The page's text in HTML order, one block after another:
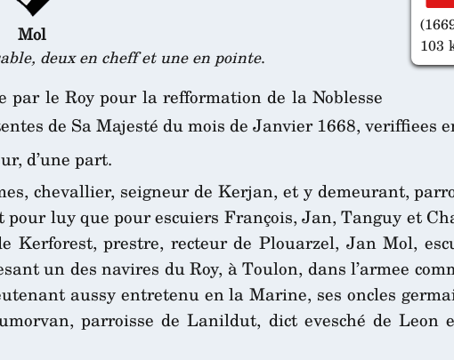
103
Mol
deux en cheff et une en pointe.
le Roy pour la refformation de la Noblesse
de Sa Majesté du mois de Janvier 1668, veriffiees
d’une part.
chevallier, seigneur de Kerjan, et y demeurant,
luy que pour escuiers François, Jan, Tanguy et
Kerforest, prestre, recteur de Plouarzel, Jan Mol,
un des navires du Roy, à Toulon, dans l’armee
aussy entretenu en la Marine, ses oncles
parroisse de Lanildut, dict evesché de Leon